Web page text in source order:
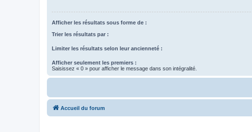
Afficher les résultats sous forme de :
Trier les résultats par :
Limiter les résultats selon leur ancienneté :
Afficher seulement les premiers :
Saisissez « 0 » pour afficher le message dans son intégralité.
Accueil du forum